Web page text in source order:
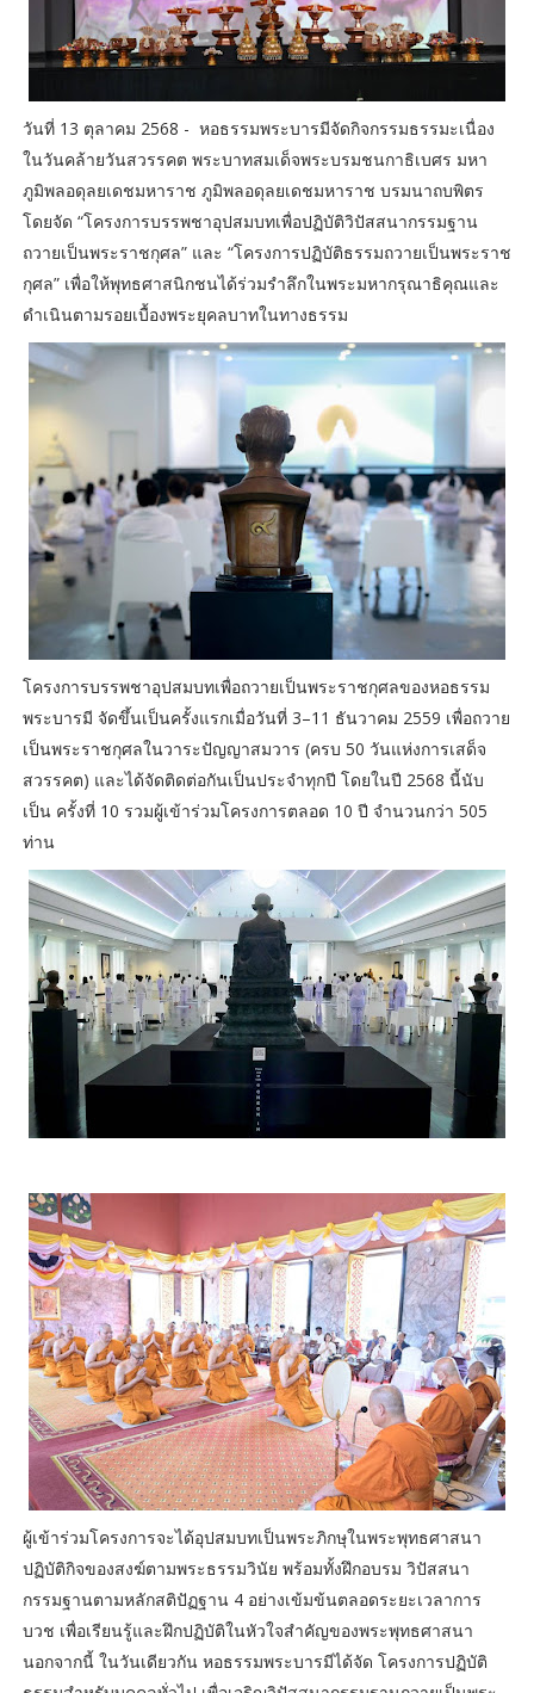
วันที่ 13 ตุลาคม 2568 - หอธรรมพระบารมีจัดกิจกรรมธรรมะเนื่อง
ในวันคล้ายวันสวรรคต พระบาทสมเด็จพระบรมชนกาธิเบศร มหา
ภูมิพลอดุลยเดชมหาราช ภูมิพลอดุลยเดชมหาราช บรมนาถบพิตร
โดยจัด “โครงการบรรพชาอุปสมบทเพื่อปฏิบัติวิปัสสนากรรมฐาน
ถวายเป็นพระราชกุศล” และ “โครงการปฏิบัติธรรมถวายเป็นพระราช
กุศล” เพื่อให้พุทธศาสนิกชนได้ร่วมรำลึกในพระมหากรุณาธิคุณและ
ดำเนินตามรอยเบื้องพระยุคลบาทในทางธรรม
โครงการบรรพชาอุปสมบทเพื่อถวายเป็นพระราชกุศลของหอธรรม
พระบารมี จัดขึ้นเป็นครั้งแรกเมื่อวันที่ 3–11 ธันวาคม 2559 เพื่อถวาย
เป็นพระราชกุศลในวาระปัญญาสมวาร (ครบ 50 วันแห่งการเสด็จ
สวรรคต) และได้จัดติดต่อกันเป็นประจำทุกปี โดยในปี 2568 นี้นับ
เป็น ครั้งที่ 10 รวมผู้เข้าร่วมโครงการตลอด 10 ปี จำนวนกว่า 505
ท่าน
ผู้เข้าร่วมโครงการจะได้อุปสมบทเป็นพระภิกษุในพระพุทธศาสนา
ปฏิบัติกิจของสงฆ์ตามพระธรรมวินัย พร้อมทั้งฝึกอบรม วิปัสสนา
กรรมฐานตามหลักสติปัฏฐาน 4 อย่างเข้มข้นตลอดระยะเวลาการ
บวช เพื่อเรียนรู้และฝึกปฏิบัติในหัวใจสำคัญของพระพุทธศาสนา
นอกจากนี้ ในวันเดียวกัน หอธรรมพระบารมีได้จัด โครงการปฏิบัติ